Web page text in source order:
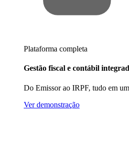
Plataforma completa
Gestão fiscal e contábil
Do Emissor ao IRPF, tudo em
Ver demonstração